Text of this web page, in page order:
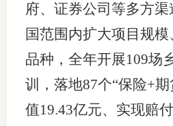
府、证券公司等多方
国范围内扩大项目规
品种，全年开展109场
训，落地87个“保险+
值19.43亿元、实现赔